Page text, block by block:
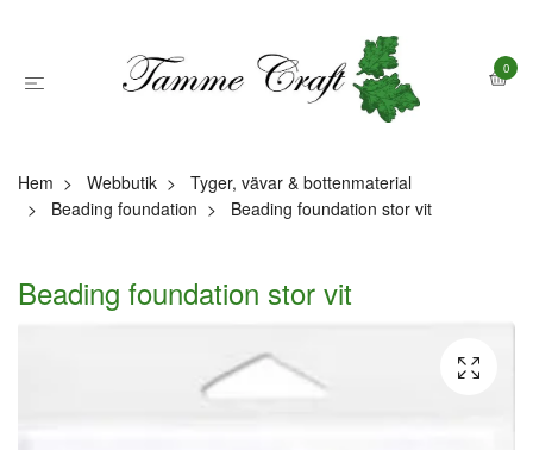
0
Hem Webbutik
Tyger, vävar & bottenmaterial
Beading foundation
Beading foundation stor vit
Beading foundation stor vit